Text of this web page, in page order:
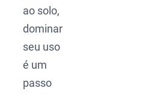
ao solo,
dominar
seu uso
é um
passo